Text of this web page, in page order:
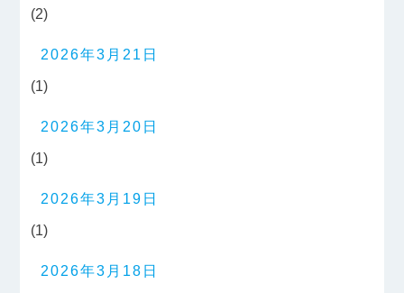
(2)
2026年3月21日
(1)
2026年3月20日
(1)
2026年3月19日
(1)
2026年3月18日